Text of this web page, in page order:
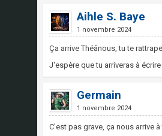
Aihle S. Baye
1 novembre 2024
Ça arrive Théânous, tu te
J'espère que tu arriveras à
Germain
1 novembre 2024
C'est pas grave, ça nous arrive